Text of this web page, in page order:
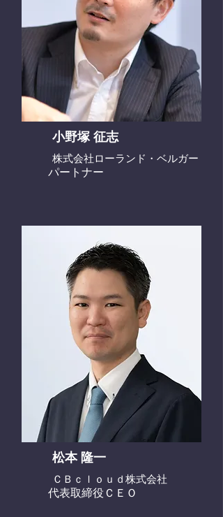
小野塚 征志
株式会社ローランド・ベルガー
パートナー
松本 隆一
ＣＢｃｌｏｕｄ株式会社
代表取締役ＣＥＯ